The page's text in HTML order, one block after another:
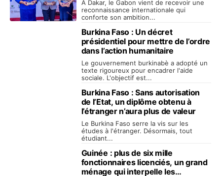
À Dakar, le Gabon vient de recevoir une
reconnaissance internationale qui
conforte son ambition...
Burkina Faso : Un décret
présidentiel pour mettre de l’ordre
dans l’action humanitaire
Le gouvernement burkinabè a adopté un
texte rigoureux pour encadrer l'aide
sociale. L'objectif est...
Burkina Faso : Sans autorisation
de l’Etat, un diplôme obtenu à
l’étranger n’aura plus de valeur
Le Burkina Faso serre la vis sur les
études à l'étranger. Désormais, tout
étudiant...
Guinée : plus de six mille
fonctionnaires licenciés, un grand
ménage qui interpelle les